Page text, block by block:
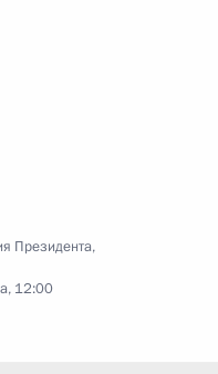
Президента,
12:00